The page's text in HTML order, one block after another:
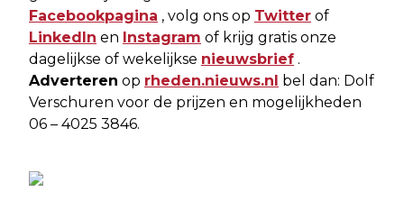
Facebookpagina , volg ons op Twitter of
LinkedIn en Instagram of krijg gratis onze
dagelijkse of wekelijkse nieuwsbrief .
Adverteren op rheden.nieuws.nl bel dan: Dolf
Verschuren voor de prijzen en mogelijkheden
06 – 4025 3846.